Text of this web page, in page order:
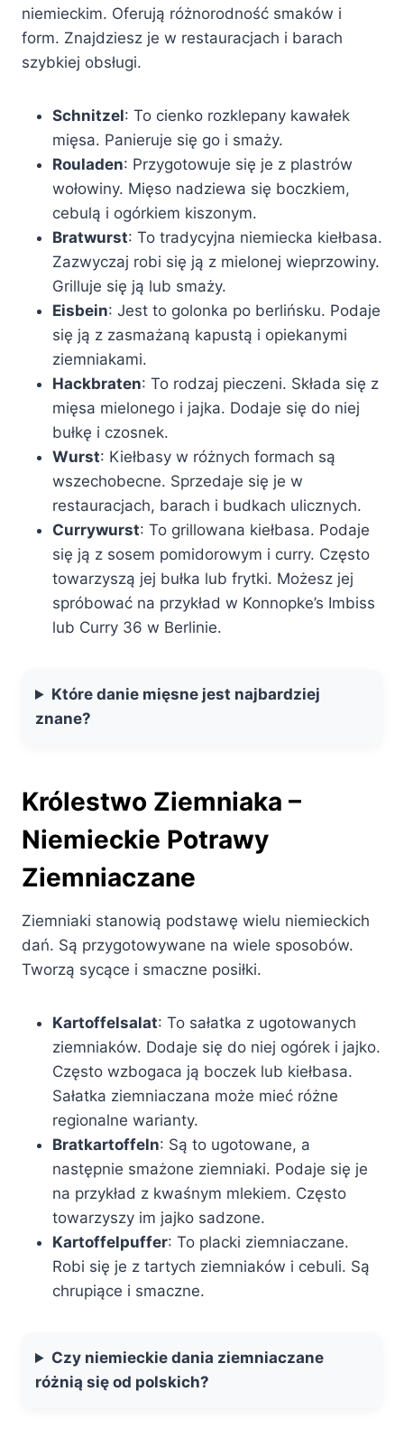
niemieckim. Oferują różnorodność smaków i
form. Znajdziesz je w restauracjach i barach
szybkiej obsługi.
Schnitzel: To cienko rozklepany kawałek
mięsa. Panieruje się go i smaży.
Rouladen: Przygotowuje się je z plastrów
wołowiny. Mięso nadziewa się boczkiem,
cebulą i ogórkiem kiszonym.
Bratwurst: To tradycyjna niemiecka kiełbasa.
Zazwyczaj robi się ją z mielonej wieprzowiny.
Grilluje się ją lub smaży.
Eisbein: Jest to golonka po berlińsku. Podaje
się ją z zasmażaną kapustą i opiekanymi
ziemniakami.
Hackbraten: To rodzaj pieczeni. Składa się z
mięsa mielonego i jajka. Dodaje się do niej
bułkę i czosnek.
Wurst: Kiełbasy w różnych formach są
wszechobecne. Sprzedaje się je w
restauracjach, barach i budkach ulicznych.
Currywurst: To grillowana kiełbasa. Podaje
się ją z sosem pomidorowym i curry. Często
towarzyszą jej bułka lub frytki. Możesz jej
spróbować na przykład w Konnopke’s Imbiss
lub Curry 36 w Berlinie.
Które danie mięsne jest najbardziej
znane?
Królestwo Ziemniaka –
Niemieckie Potrawy
Ziemniaczane
Ziemniaki stanowią podstawę wielu niemieckich
dań. Są przygotowywane na wiele sposobów.
Tworzą sycące i smaczne posiłki.
Kartoffelsalat: To sałatka z ugotowanych
ziemniaków. Dodaje się do niej ogórek i jajko.
Często wzbogaca ją boczek lub kiełbasa.
Sałatka ziemniaczana może mieć różne
regionalne warianty.
Bratkartoffeln: Są to ugotowane, a
następnie smażone ziemniaki. Podaje się je
na przykład z kwaśnym mlekiem. Często
towarzyszy im jajko sadzone.
Kartoffelpuffer: To placki ziemniaczane.
Robi się je z tartych ziemniaków i cebuli. Są
chrupiące i smaczne.
Czy niemieckie dania ziemniaczane
różnią się od polskich?